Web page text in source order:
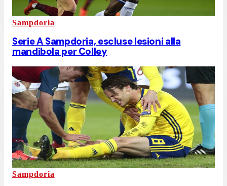
Sampdoria
Serie A Sampdoria, escluse lesioni alla
mandibola per Colley
Sampdoria